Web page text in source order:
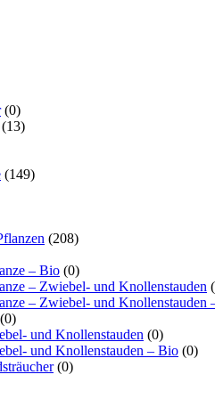
(0)
(13)
(149)
(208)
– Bio (0)
– Zwiebel- und Knollenstauden
– Zwiebel- und Knollenstauden
(0)
und Knollenstauden (0)
und Knollenstauden – Bio (0)
(0)